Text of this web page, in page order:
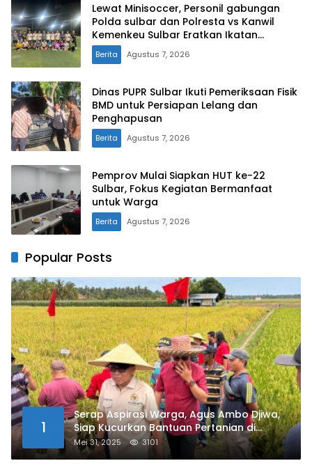
Lewat Minisoccer, Personil gabungan
Polda sulbar dan Polresta vs Kanwil
Kemenkeu Sulbar Eratkan Ikatan
Persaudaraan
Berita Agustus 7, 2026
Dinas PUPR Sulbar Ikuti Pemeriksaan Fisik
BMD untuk Persiapan Lelang dan
Berita Agustus 7, 2026
Pemprov Mulai Siapkan HUT ke-22
Sulbar, Fokus Kegiatan Bermanfaat
untuk Warga
Berita Agustus 7, 2026
Popular Posts
1
Serap Aspirasi Warga, Agus Ambo Djiwa,
Siap Kucurkan Bantuan Pertanian di
Kalukku
Mei 31, 2025 3101